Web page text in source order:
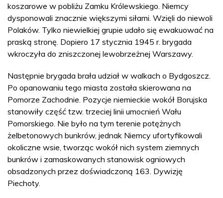
koszarowe w pobliżu Zamku Królewskiego. Niemcy
dysponowali znacznie większymi siłami. Wzięli do niewoli
Polaków. Tylko niewielkiej grupie udało się ewakuować na
praską stronę. Dopiero 17 stycznia 1945 r. brygada
wkroczyła do zniszczonej lewobrzeżnej Warszawy.
Następnie brygada brała udział w walkach o Bydgoszcz.
Po opanowaniu tego miasta została skierowana na
Pomorze Zachodnie. Pozycje niemieckie wokół Borujska
stanowiły część tzw. trzeciej linii umocnień Wału
Pomorskiego. Nie było na tym terenie potężnych
żelbetonowych bunkrów, jednak Niemcy ufortyfikowali
okoliczne wsie, tworząc wokół nich system ziemnych
bunkrów i zamaskowanych stanowisk ogniowych
obsadzonych przez doświadczoną 163. Dywizję
Piechoty.